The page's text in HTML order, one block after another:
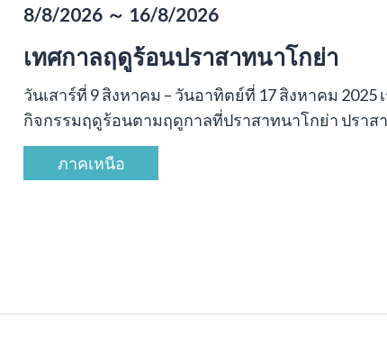
8/8/2026 ～ 16/8/2026
เทศกาลฤดูร้อนปราสาทนาโกย่า
วันเสาร์ที่ 9 สิงหาคม – วันอาทิตย์ที่ 17 สิงหาคม
กิจกรรมฤดูร้อนตามฤดูกาลที่ปราสาทนาโกย่า ปราส
ภาคเหนือ